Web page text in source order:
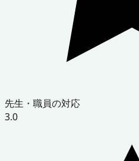
先生・職員の対応
3.0